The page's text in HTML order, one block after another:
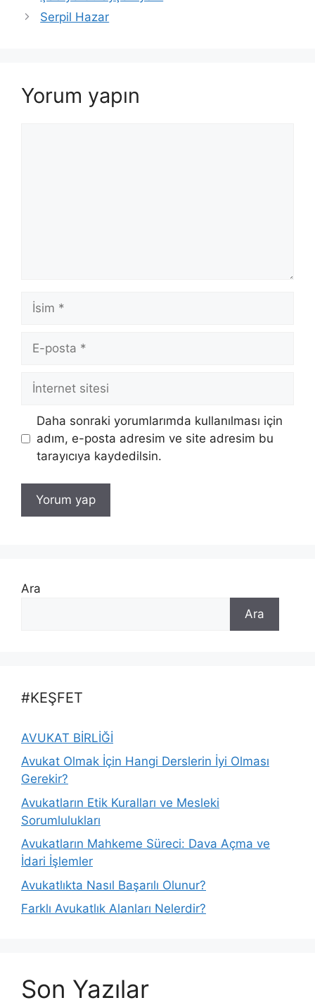
Serpil Hazar
Yorum yapın
İsim
posta
İnternet
Daha sonraki yorumlarımda kullanılması için
adım, e-posta adresim ve site adresim bu
tarayıcıya kaydedilsin.
Ara
Ara
#KEŞFET
AVUKAT BİRLİĞİ
Avukat Olmak İçin Hangi Derslerin İyi Olması
Gerekir?
Avukatların Etik Kuralları ve Mesleki
Sorumlulukları
Avukatların Mahkeme Süreci: Dava Açma ve
İdari İşlemler
Avukatlıkta Nasıl Başarılı Olunur?
Farklı Avukatlık Alanları Nelerdir?
Son Yazılar